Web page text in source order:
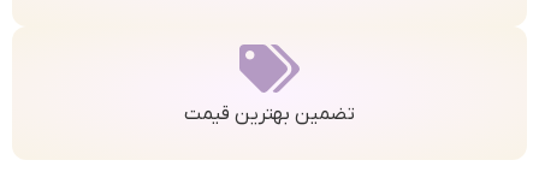
تضمین بهترین قیمت